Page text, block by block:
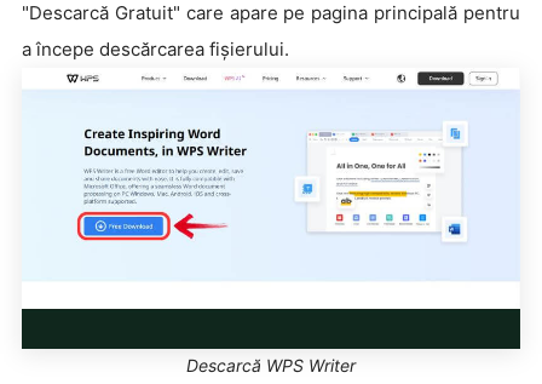
"Descarcă Gratuit" care apare pe pagina principală pentru
a începe descărcarea fișierului.
Descarcă WPS Writer